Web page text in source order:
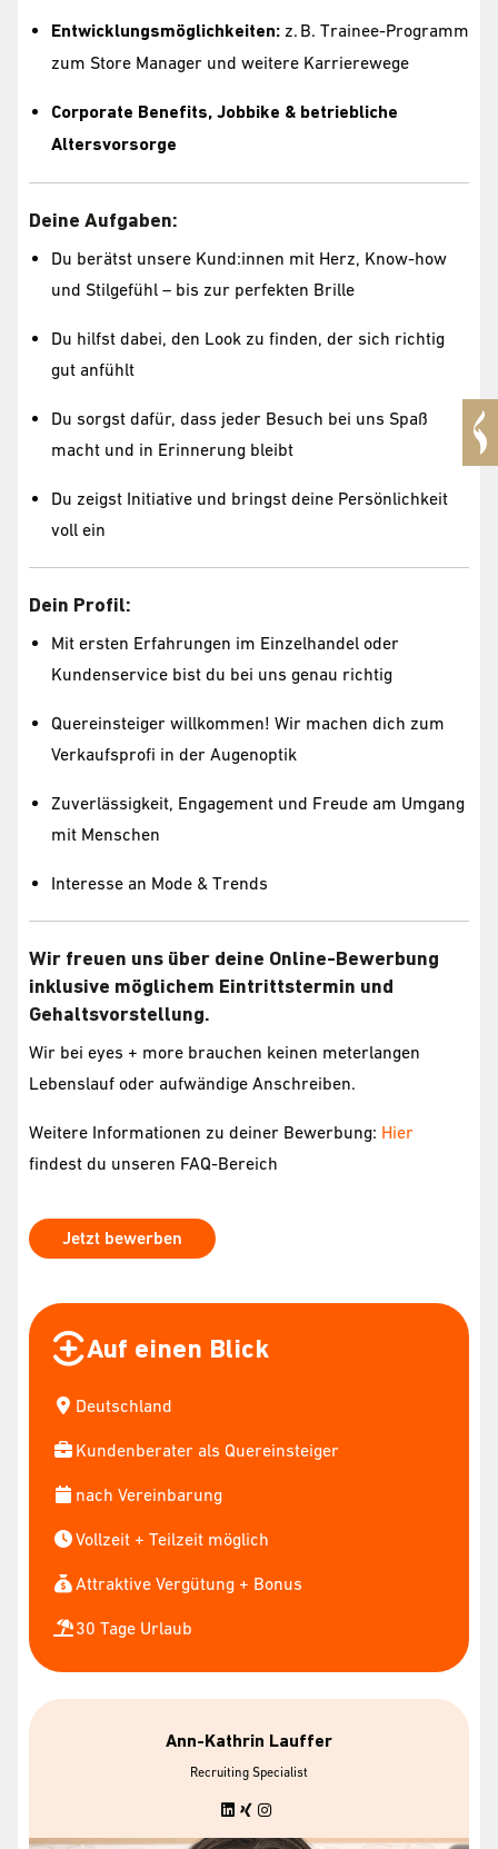
Entwicklungsmöglichkeiten: z. B. Trainee-Programm
zum Store Manager und weitere Karrierewege
Corporate Benefits, Jobbike & betriebliche
Altersvorsorge
Deine Aufgaben:
Du berätst unsere Kund:innen mit Herz, Know-how
und Stilgefühl – bis zur perfekten Brille
Du hilfst dabei, den Look zu finden, der sich richtig
gut anfühlt
Du sorgst dafür, dass jeder Besuch bei uns Spaß
macht und in Erinnerung bleibt
Du zeigst Initiative und bringst deine Persönlichkeit
voll ein
Dein Profil:
Mit ersten Erfahrungen im Einzelhandel oder
Kundenservice bist du bei uns genau richtig
Quereinsteiger willkommen! Wir machen dich zum
Verkaufsprofi in der Augenoptik
Zuverlässigkeit, Engagement und Freude am Umgang
mit Menschen
Interesse an Mode & Trends
Wir freuen uns über deine Online-Bewerbung
inklusive möglichem Eintrittstermin und
Gehaltsvorstellung.
Wir bei eyes + more brauchen keinen meterlangen
Lebenslauf oder aufwändige Anschreiben.
Weitere Informationen zu deiner Bewerbung: Hier
findest du unseren FAQ-Bereich
Jetzt bewerben
Auf einen Blick
Deutschland
Kundenberater als Quereinsteiger
nach Vereinbarung
Vollzeit + Teilzeit möglich
Attraktive Vergütung + Bonus
30 Tage Urlaub
Ann-Kathrin Lauffer
Recruiting Specialist